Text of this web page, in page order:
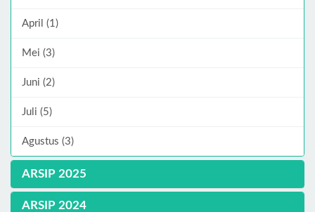
April (1)
Mei (3)
Juni (2)
Juli (5)
Agustus (3)
ARSIP 2025
ARSIP 2024